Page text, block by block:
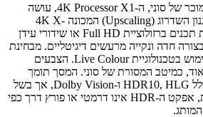
עם זאת, מעבד התמונה המוכר של סוני, ה-4K Processor X1, עושה
עבודה יוצאת מן הכלל. מנגנון השדרוג (Upscaling) המכונה 4K X-
Reality PRO מצליח לקחת תכנים ברזולוציית Full HD או שידורי עידן
חדה ונקייה מרעשים דיגיטליים. מבחינת
צבעים, הטלוויזיה עושה שימוש בטכנולוגיית Live Colour. הצבעים
כמיטב המסורת של סוני. המסך תומך
בפורמטי HDR מובילים כולל HDR10, HLG ו-Dolby Vision, אך בשל
בהירות שיא מוגבלת יחסית, אפקט ה-HDR אינו דרמטי או פורץ דרך כפי